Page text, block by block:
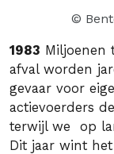
©
1983 Miljoenen
afval worden
gevaar voor
actievoerders
terwijl we op
Dit jaar wint